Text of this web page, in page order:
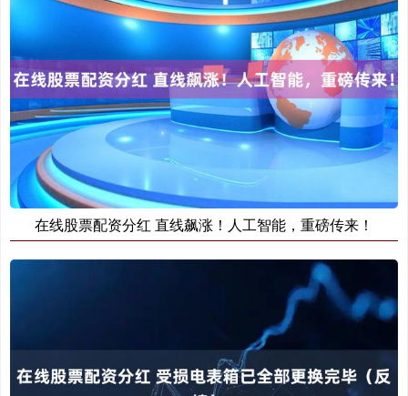
在线股票配资分红 直线飙涨！人工智能，重磅传来！